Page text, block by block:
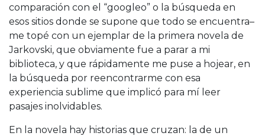
comparación con el “googleo” o la búsqueda en
esos sitios donde se supone que todo se encuentra–
me topé con un ejemplar de la primera novela de
Jarkovski, que obviamente fue a parar a mi
biblioteca, y que rápidamente me puse a hojear, en
la búsqueda por reencontrarme con esa
experiencia sublime que implicó para mí leer
pasajes inolvidables.
En la novela hay historias que cruzan: la de un